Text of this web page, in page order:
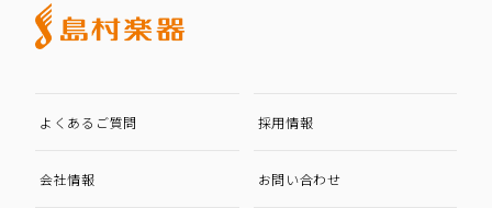
よくあるご質問 採用情報
会社情報 お問い合わせ